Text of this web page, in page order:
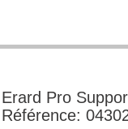
Erard Pro
Référence: